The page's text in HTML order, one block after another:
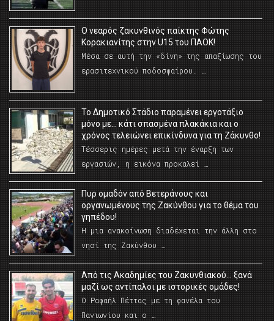
O νεαρός ζακυνθινός παίκτης Φώτης
Κορακιανίτης στην U15 του ΠΑΟΚ!
Μέσα σε αυτή την «δίνη» της απαξίωσης του
ερασιτεχνικού ποδοσφαίρου. …
Το Δημοτικό Στάδιο παραμένει εργοτάξιο
μόνο με… κάτι σπασμένα πλακάκια και ο
χρόνος τελειώνει επικίνδυνα για τη Ζάκυνθο!
Τέσσερις ημέρες μετά την έναρξη των
εργασιών, η εικόνα προκαλεί …
Πυρ ομαδόν από Βετεράνους και
οργανωμένους της Ζακύνθου για το θέμα του
γηπέδου!
Η μια ανακοίνωση διαδέχεται την άλλη στο
νησί της Ζακύνθου …
Από τις Ακαδημίες του Ζακυνθιακού… ξανά
μαζί ως αντίπαλοι με ιστορικές ομάδες!
Ο Ραφαήλ Πέττας με τη φανέλα του
Πανιωνίου και ο …